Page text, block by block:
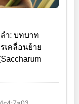
ลำ: บทบาท
เคลื่อนย้าย